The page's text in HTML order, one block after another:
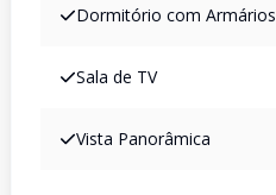
Dormitório com Armários
Sala de TV
Vista Panorâmica